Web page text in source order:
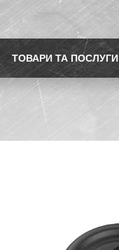
ТОВАРИ ТА ПОСЛУГИ